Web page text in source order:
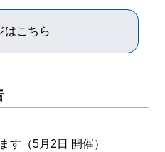
はこちら
す（5月2日 開催）